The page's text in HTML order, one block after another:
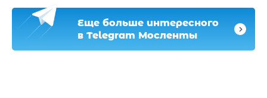
Еще больше интересного
в Telegram Мосленты